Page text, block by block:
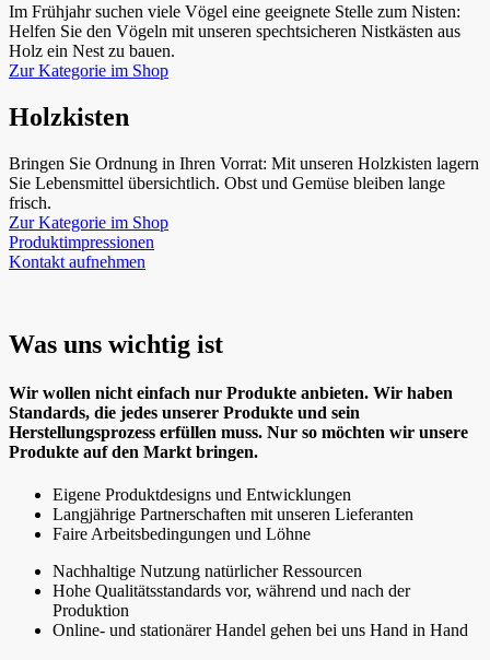
Im Frühjahr suchen viele Vögel eine geeignete Stelle zum Nisten:
Helfen Sie den Vögeln mit unseren spechtsicheren Nistkästen aus
Holz ein Nest zu bauen.
Zur Kategorie im Shop
Holzkisten
Bringen Sie Ordnung in Ihren Vorrat: Mit unseren Holzkisten lagern
Sie Lebensmittel übersichtlich. Obst und Gemüse bleiben lange
frisch.
Zur Kategorie im Shop
Produktimpressionen
Kontakt aufnehmen
Was uns wichtig ist
Wir wollen nicht einfach nur Produkte anbieten. Wir haben
Standards, die jedes unserer Produkte und sein
Herstellungsprozess erfüllen muss. Nur so möchten wir unsere
Produkte auf den Markt bringen.
Eigene Produktdesigns und Entwicklungen
Langjährige Partnerschaften mit unseren Lieferanten
Faire Arbeitsbedingungen und Löhne
Nachhaltige Nutzung natürlicher Ressourcen
Hohe Qualitätsstandards vor, während und nach der
Produktion
Online- und stationärer Handel gehen bei uns Hand in Hand